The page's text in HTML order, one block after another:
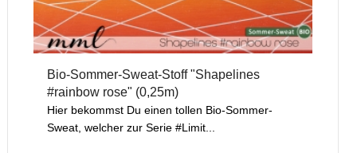
Bio-Sommer-Sweat-Stoff "Shapelines
#rainbow rose" (0,25m)
Hier bekommst Du einen tollen Bio-Sommer-
Sweat, welcher zur Serie #Limit...